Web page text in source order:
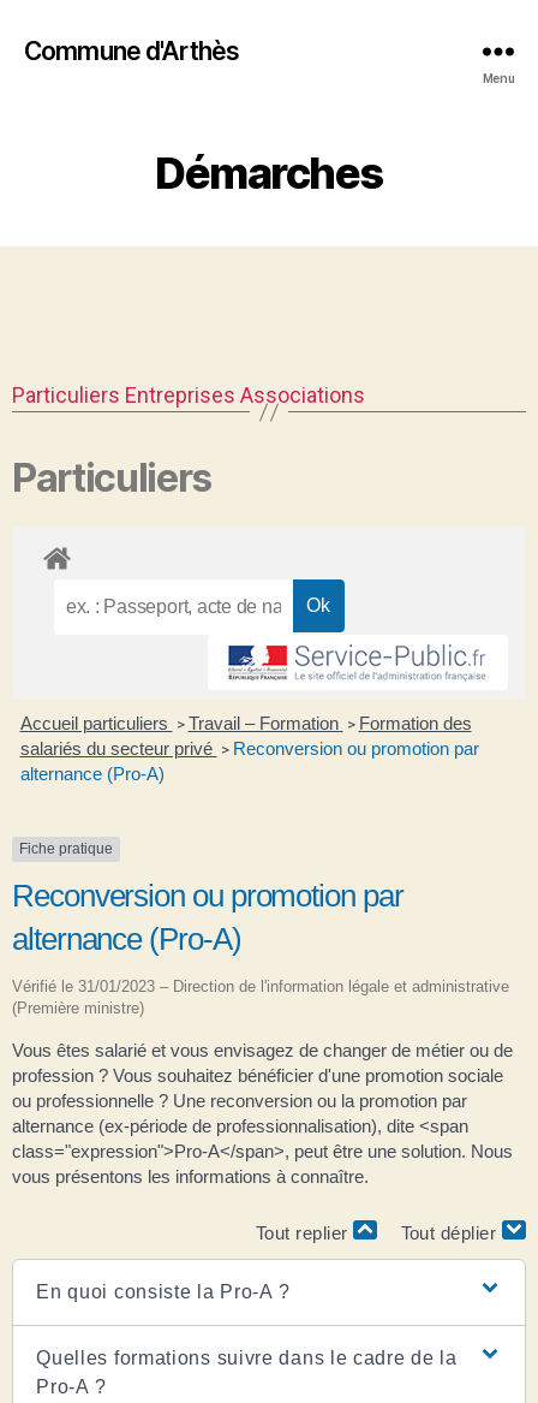
Commune d'Arthès
Menu
Démarches
Particuliers Entreprises Associations
Particuliers
Accueil particuliers > Travail – Formation > Formation des
salariés du secteur privé > Reconversion ou promotion par
alternance (Pro-A)
Fiche pratique
Reconversion ou promotion par
alternance (Pro-A)
Vérifié le 31/01/2023 – Direction de l'information légale et administrative
(Première ministre)
Vous êtes salarié et vous envisagez de changer de métier ou de
profession ? Vous souhaitez bénéficier d'une promotion sociale
ou professionnelle ? Une reconversion ou la promotion par
alternance (ex-période de professionnalisation), dite <span
class="expression">Pro-A</span>, peut être une solution. Nous
vous présentons les informations à connaître.
Tout replier Tout déplier
En quoi consiste la Pro-A ?
Quelles formations suivre dans le cadre de la
Pro-A ?